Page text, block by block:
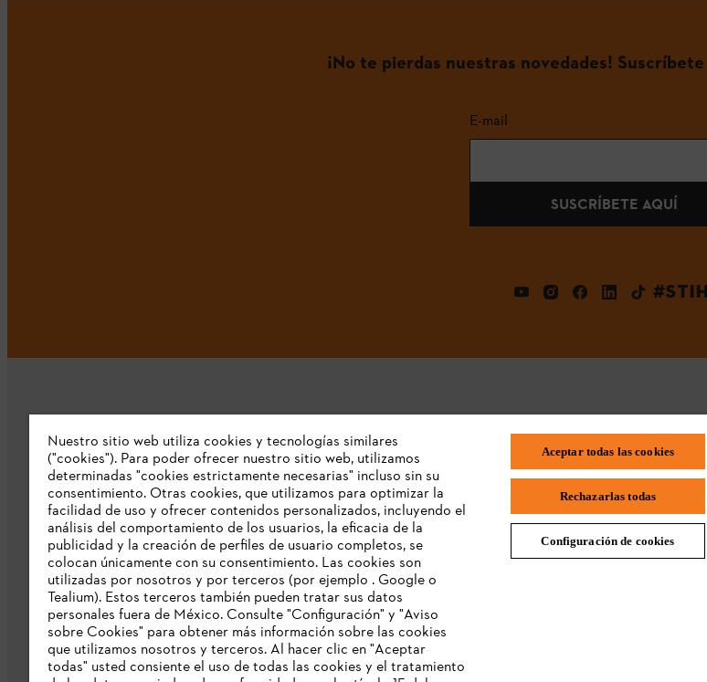
¡No te pierdas nuestras novedades!
E-mail
SUSCRÍBETE AQUÍ
Empresa
Sobre nosotros
Catálogo STIHL
Línea de Integridad de STIHL
Preguntas frecuentes
Registro de productos
Preguntas sobre la gama de productos
Nuestro sitio web utiliza cookies y tecnologías similares
("cookies"). Para poder ofrecer nuestro sitio web, utilizamos
determinadas "cookies estrictamente necesarias" incluso sin su
consentimiento. Otras cookies, que utilizamos para optimizar la
facilidad de uso y ofrecer contenidos personalizados, incluyendo el
análisis del comportamiento de los usuarios, la eficacia de la
publicidad y la creación de perfiles de usuario completos, se
colocan únicamente con su consentimiento. Las cookies son
utilizadas por nosotros y por terceros (por ejemplo . Google o
Tealium). Estos terceros también pueden tratar sus datos
personales fuera de México. Consulte "Configuración" y "Aviso
sobre Cookies" para obtener más información sobre las cookies
que utilizamos nosotros y terceros. Al hacer clic en "Aceptar
todas" usted consiente el uso de todas las cookies y el tratamiento
Aceptar todas las cookies
Rechazarlas todas
Configuración de cookies